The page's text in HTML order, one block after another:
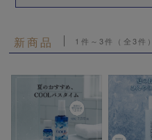
新商品 1件～3件（全3件）